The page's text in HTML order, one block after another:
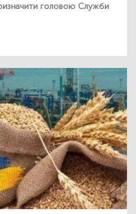
головою Служби